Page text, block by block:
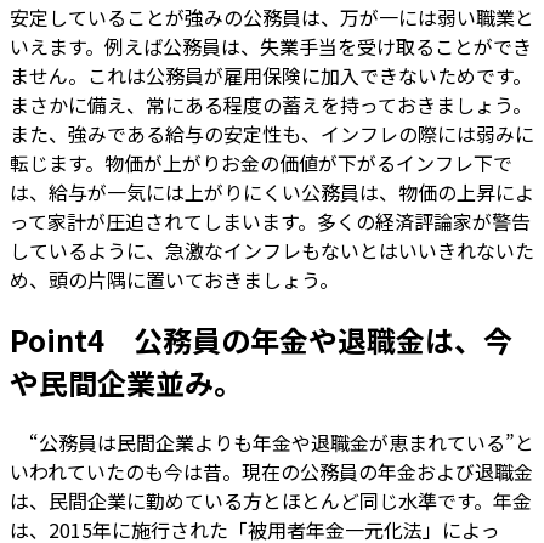
安定していることが強みの公務員は、万が一には弱い職業と
いえます。例えば公務員は、失業手当を受け取ることができ
ません。これは公務員が雇用保険に加入できないためです。
まさかに備え、常にある程度の蓄えを持っておきましょう。
また、強みである給与の安定性も、インフレの際には弱みに
転じます。物価が上がりお金の価値が下がるインフレ下で
は、給与が一気には上がりにくい公務員は、物価の上昇によ
って家計が圧迫されてしまいます。多くの経済評論家が警告
しているように、急激なインフレもないとはいいきれないた
め、頭の片隅に置いておきましょう。
Point4 公務員の年金や退職金は、今
や民間企業並み。
“公務員は民間企業よりも年金や退職金が恵まれている”と
いわれていたのも今は昔。現在の公務員の年金および退職金
は、民間企業に勤めている方とほとんど同じ水準です。年金
は、2015年に施行された「被用者年金一元化法」によっ